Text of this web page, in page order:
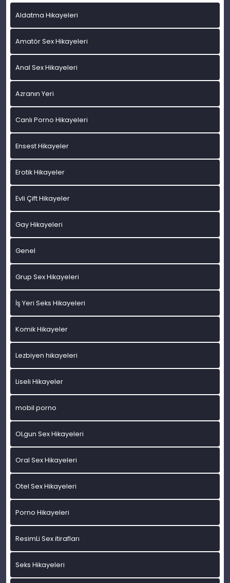
Aldatma Hikayeleri
Amatör Sex Hikayeleri
Anal Sex Hikayeleri
Azranın Yeri
Canlı Porno Hikayeleri
Ensest Hikayeler
Erotik Hikayeler
Evli Çift Hikayeler
Gay Hikayeleri
Genel
Grup Sex Hikayeleri
İş Yeri Seks Hikayeleri
Komik Hikayeler
Lezbiyen hikayeleri
Liseli Hikayeler
mobil porno
OLgun Sex Hikayeleri
Oral Sex Hikayeleri
Otel Sex Hikayeleri
Porno Hikayeleri
ResimLi Sex itirafları
Seks Hikayeleri